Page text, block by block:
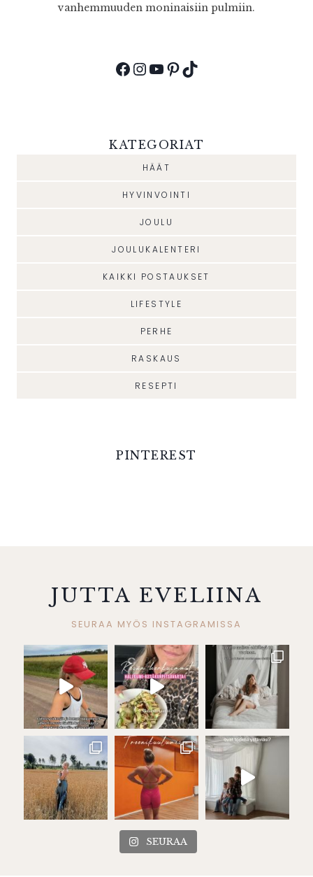
vanhemmuuden moninaisiin pulmiin.
Facebook
Instagram
YouTube
Pinterest
TikTok
KATEGORIAT
HÄÄT
HYVINVOINTI
JOULU
JOULUKALENTERI
KAIKKI POSTAUKSET
LIFESTYLE
PERHE
RASKAUS
RESEPTI
PINTEREST
JUTTA EVELIINA
SEURAA MYÖS INSTAGRAMISSA
SEURAA